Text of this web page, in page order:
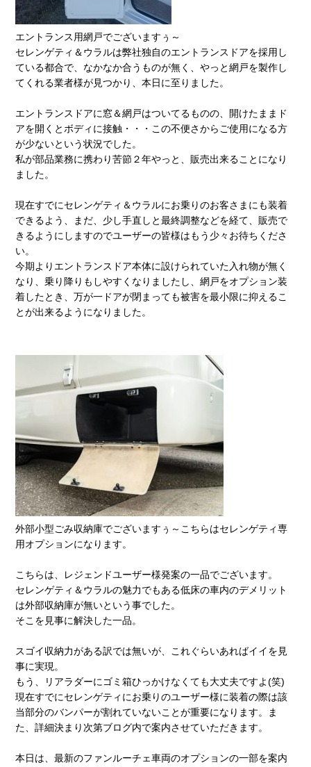
エントランス用網戸でございますぅ～
セレンゲティ＆ウラルは弊社独自のエントランスドアを採用し
ている都合で、なかなか合うものが無く、やっと網戸を製作し
てくれる業者様が見つかり、本日に至りました。
エントランスドアに窓＆網戸はついてるものの、開けたままド
アを開くとボディに接触・・・この不便さからご使用になる方
が少ないという状況でした。
私が部品業務に携わり苦節２年やっと、販売出来ることになり
ました。
現在すでにセレンゲティ＆ウラルにお乗りのお客さまにも装着
できるよう、まだ、少し手直しと最終調整などを経て、販売で
きるようにしますのでユーザーの皆様はもう少々お待ちくださ
い。
今期よりエントランスドア本体に設けられていた入れ物が無く
なり、乗り降りもしやすくなりましたし、網戸をオプション装
着したとき、万が一ドアが閉まっても被害を最小限に抑えるこ
とが出来るようになりました。
外部小型ごみ収納庫でございますぅ～こちらはセレンゲティ専
用オプションになります。
こちらは、レジェンドユーザー様発案の一品でございます。
セレンゲティ＆ウラルの魅力でもある低床の車内のデメリット
は外部収納庫が無いという事でした。
そこを見事に解決した一品。
スゴイ収納力がある訳では無いが、これぐらいあればイイを見
事に実現。
もう、リアラダーにゴミ箱ひっかけなくても大丈夫ですよ(笑)
現在すでにセレンゲティにお乗りのユーザー様に装着の際は該
当部分のバンパーが割れていないことが重要になります。ま
た、詳細決まり次第ブログ内で案内させていただきます。
本日は、最新のファンルーチェ車両のオプションの一部を案内